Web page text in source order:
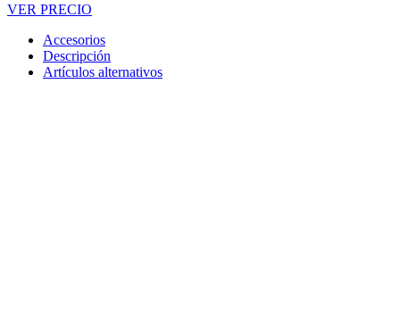
VER PRECIO
Accesorios
Descripción
Artículos alternativos